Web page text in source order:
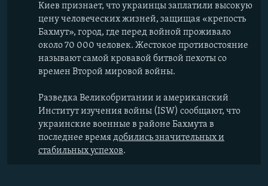
Киев признает, что украинцы заплатили высокую
цену человеческих жизней, защищая «крепость
Бахмут», город, где перед войной проживало
около 70 000 человек. Жестокое противостояние
называют самой кровавой битвой пехоты со
времен Второй мировой войны.
Разведка Великобритании и американский
Институт изучения войны (ISW) сообщают, что
украинские военные в районе Бахмута в
последнее времядобились значительных и
стабильных успехов.